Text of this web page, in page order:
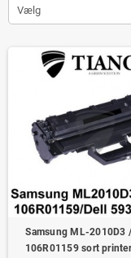
Vælg
Samsung ML-2010D3
106R01159 sort